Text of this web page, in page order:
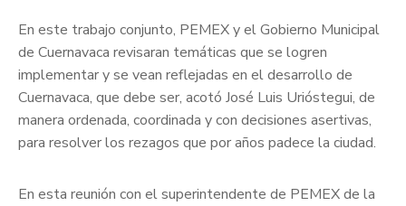
En este trabajo conjunto, PEMEX y el Gobierno Municipal
de Cuernavaca revisaran temáticas que se logren
implementar y se vean reflejadas en el desarrollo de
Cuernavaca, que debe ser, acotó José Luis Urióstegui, de
manera ordenada, coordinada y con decisiones asertivas,
para resolver los rezagos que por años padece la ciudad.
En esta reunión con el superintendente de PEMEX de la